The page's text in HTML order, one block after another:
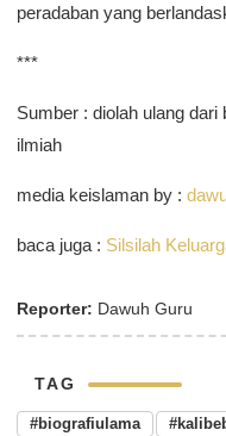
peradaban yang
***
Sumber : diolah ulang
ilmiah
media keislaman by :
baca juga : Silsilah
Reporter: Dawuh Guru
TAG
#biografiulama